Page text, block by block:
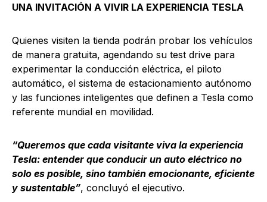
UNA INVITACIÓN A VIVIR LA EXPERIENCIA TESLA
Quienes visiten la tienda podrán probar los vehículos
de manera gratuita, agendando su test drive para
experimentar la conducción eléctrica, el piloto
automático, el sistema de estacionamiento autónomo
y las funciones inteligentes que definen a Tesla como
referente mundial en movilidad.
“Queremos que cada visitante viva la experiencia
Tesla: entender que conducir un auto eléctrico no
solo es posible, sino también emocionante, eficiente
y sustentable”, concluyó el ejecutivo.